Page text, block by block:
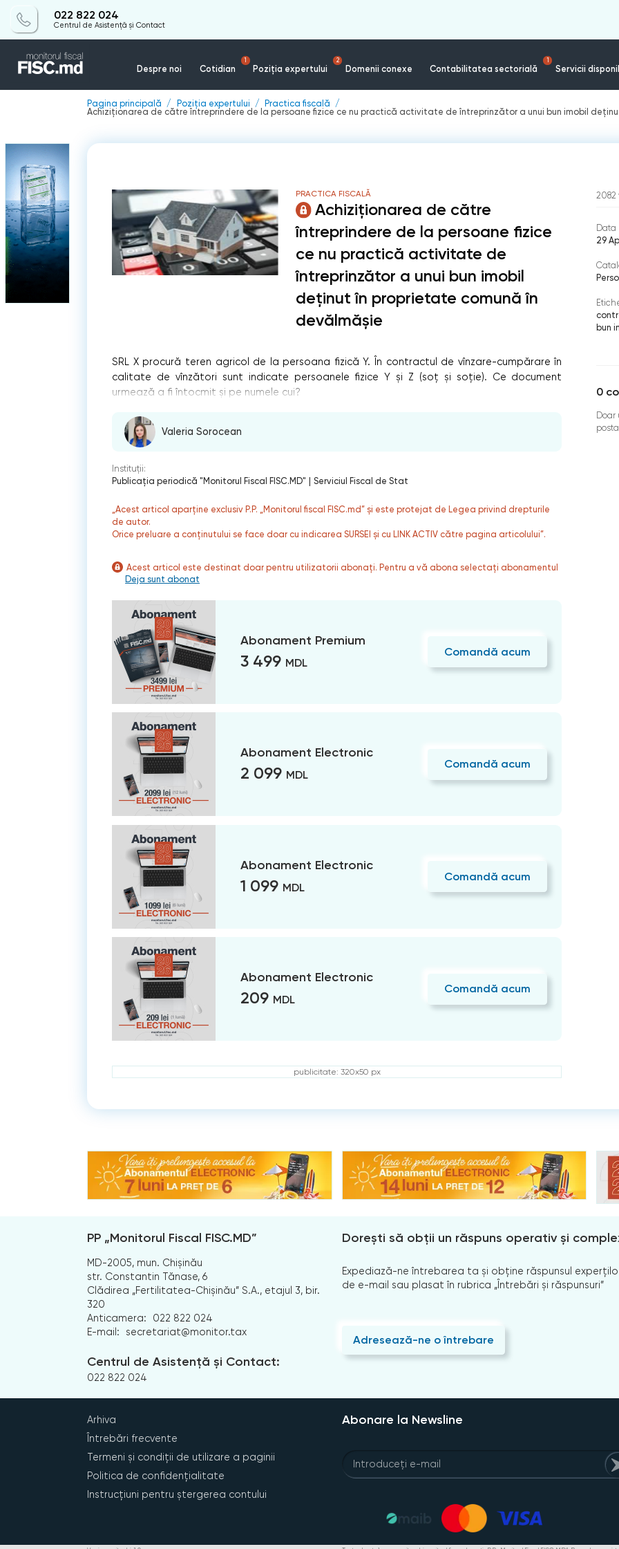
022 822 024
Centrul de Asistență și Contact
Despre noi Cotidian
1
Poziția expertului
2
Domenii conexe Contabilitatea sectorială
1
Servicii
Pagina principală Poziția expertului
Practica fiscală
Achiziționarea de către întreprindere de la persoane fizice ce nu practică activitate de întreprinzător a unui bun imobil
PRACTICA FISCALĂ
Achiziționarea de către
întreprindere de la persoane fizice
ce nu practică activitate de
întreprinzător a unui bun imobil
deținut în proprietate comună în
devălmășie
SRL X procură teren agricol de la persoana fizică Y. În contractul de vînzare-cumpărare în
calitate de vînzători sunt indicate persoanele fizice Y și Z (soț și soție). Ce document
urmează a fi întocmit și pe numele cui?
Valeria Sorocean
Instituții:
Publicaţia periodică "Monitorul Fiscal FISC.MD"
Serviciul Fiscal de Stat
„Acest articol aparține exclusiv P.P. „Monitorul fiscal FISC.md” și este protejat de Legea privind drepturile
de autor.
Orice preluare a conținutului se face doar cu indicarea SURSEI și cu LINK ACTIV către pagina articolului”.
Acest articol este destinat doar pentru utilizatorii abonați. Pentru a vă abona selectați abonamentul
Deja sunt abonat
Abonament Premium
3 499 MDL
Comandă acum
Abonament Electronic
2 099 MDL
Comandă acum
Abonament Electronic
1 099 MDL
Comandă acum
Abonament Electronic
209 MDL
Comandă acum
publicitate: 320x50 px
2082
Data
29
bun
0
Doar
PP „Monitorul Fiscal FISC.MD”
MD-2005, mun. Chișinău
str. Constantin Tănase, 6
Clădirea „Fertilitatea-Chișinău” S.A., etajul 3, bir.
320
Anticamera:
022 822 024
E-mail:
secretariat@monitor.tax
Centrul de Asistență și Contact:
022 822 024
Dorești să obții un răspuns operativ și
Expediază-ne întrebarea ta și obține răspunsul
de e-mail sau plasat în rubrica „Întrebări și răspunsuri”
Adresează-ne o întrebare
Arhiva
Întrebări frecvente
Termeni și condiții de utilizare a paginii
Politica de confidențialitate
Instrucțiuni pentru ștergerea contului
Abonare la Newsline